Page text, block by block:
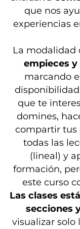
que nos
experiencias
La modalidad
empieces
marcando
que te
domines,
compartir tus
todas las
(lineal) y
formación,
este curso
Las clases
secciones
visualizar solo